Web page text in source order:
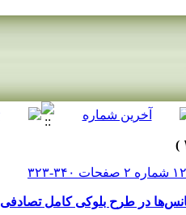
در طرح بلوکی کامل تصادفی